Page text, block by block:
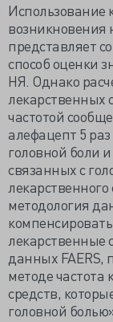
Использование
возникновения
представляет
способ оценки
НЯ. Однако
лекарственных
частотой
алефацепт 5
головной боли
связанных с
лекарственного
методология
лекарственные
данных FAERS,
методе частота
средств,
головной